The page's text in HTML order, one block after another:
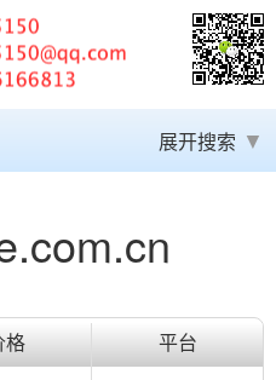
展开搜索
格
平台